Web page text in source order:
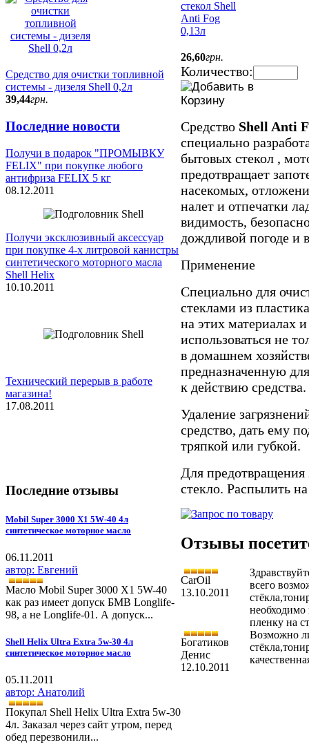
Средство для очистки топливной
системы - дизеля Shell 0,2л
39,44грн.
Последние новости
Получи в подарок "ПРОМЫВКУ
FELIX" при покупке любого
антифриза FELIX 5 кг
08.12.2011
Получи эксклюзивный аксессуар
при покупке 4-х литровой канистры
синтетического моторного масла
Shell Helix
10.10.2011
Технический перерыв в работе
магазина!
17.08.2011
Последние отзывы
Mobil Super 3000 X1 5W-40 4л
синтетическое моторное масло
06.11.2011
автор: Евгений
Масло Mobil Super 3000 X1 5W-40
как раз имеет допуск БМВ Longlife-
98, а не Longlife-01. А допуск...
Shell Helix Ultra Extra 5w-30 4л
синтетическое моторное масло
05.11.2011
автор: Анатолий
Покупал Shell Helix Ultra Extra 5w-30
4л. Заказал через сайт утром, перед
обед перезвонили...
26,60грн.
Количество:
Средство Shell Anti
специально
бытовых стекол ,
предотвращает
насекомых,
налет и отпечатки
видимость,
дождливой погоде и
Применение
Специально для
стеклами из
на этих материалах
использоваться не
в домашнем
предназначенную
к действию средства.
Удаление
средство, дать ему
тряпкой или губкой.
Для предотвращения
стекло. Распылить
Отзывы
CarOil
13.10.2011
всего
необходимо
пленку на
Богатиков
Денис
12.10.2011
Возможно